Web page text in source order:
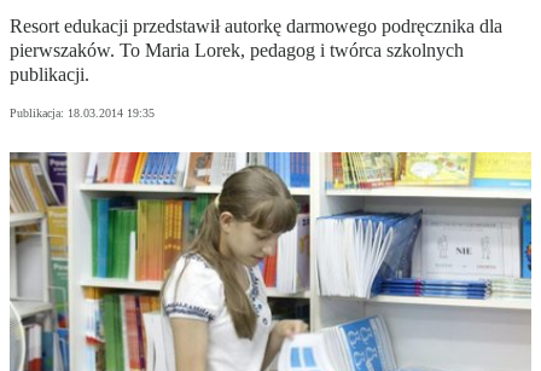
Resort edukacji przedstawił autorkę darmowego podręcznika dla
pierwszaków. To Maria Lorek, pedagog i twórca szkolnych
publikacji.
Publikacja: 18.03.2014 19:35